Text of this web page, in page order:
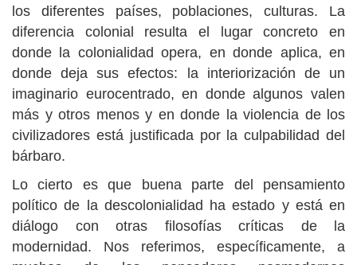
los diferentes países, poblaciones, culturas. La
diferencia colonial resulta el lugar concreto en
donde la colonialidad opera, en donde aplica, en
donde deja sus efectos: la interiorización de un
imaginario eurocentrado, en donde algunos valen
más y otros menos y en donde la violencia de los
civilizadores está justificada por la culpabilidad del
bárbaro.
Lo cierto es que buena parte del pensamiento
político de la descolonialidad ha estado y está en
diálogo con otras filosofías críticas de la
modernidad. Nos referimos, específicamente, a